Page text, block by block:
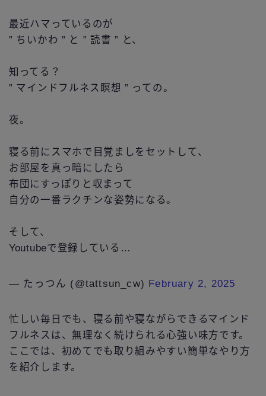
最近ハマっているのが
” ちいかわ ” と ” 読書 ” と、
知ってる？
” マインドフルネス瞑想 ” っての。
夜。
寝る前にスマホで目覚ましをセットして、
お部屋を真っ暗にしたら
布団にすっぽりと収まって
自分の一番ラクチンな姿勢になる。
そして、
Youtubeで登録している…
— たっつん (@tattsun_cw) February 2, 2025
忙しい毎日でも、寝る前や寝ながらできるマインド
フルネスは、無理なく続けられる心強い味方です。
ここでは、初めてでも取り組みやすい簡単なやり方
を紹介します。